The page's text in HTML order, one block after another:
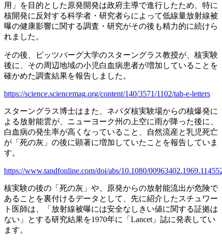
用」を目的とした原発開発は政府主導で進行したため、特に
核開発に反対する科学者・研究者らによって低線量放射線被
曝の健康影響に関する調査・研究がその後も精力的に続けら
れました。
その後、ピッツバーグ大学のスターングラス教授が、核実験
後に、その周辺地域の小児白血病患者が増加していることを
確かめた調査結果を報告しました。
https://science.sciencemag.org/content/140/3571/1102/tab-e-letters
スターングラス博士はまた、ネバダ核実験場からの核爆発に
よる放射能雲が、ニューヨーク州の上空に雨が降った後に、
白血病の発生率が高くなっていること、自然流産と乳児死亡
が「死の灰」の後に顕著に増加していたことを報告していま
す。
https://www.tandfonline.com/doi/abs/10.1080/
核実験の後の「死の灰」や、原発からの放射能流出が危険で
あることを裏付けるデータとして、先に紹介したスチュワー
ト医師は、「放射線被曝には安全なしきい値に関する証拠は
ない」とする研究結果を1970年に「Lancet」誌に発表してい
ます。